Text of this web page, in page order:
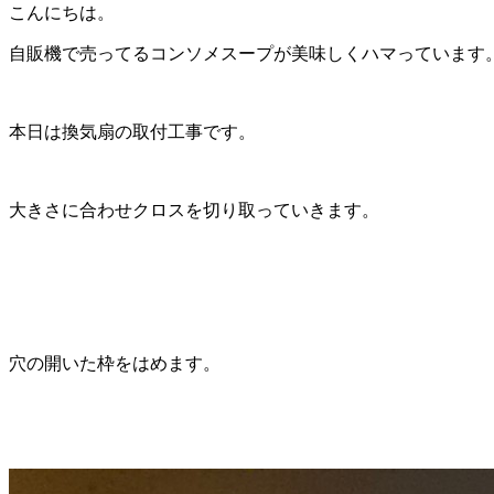
こんにちは。
自販機で売ってるコンソメスープが美味しくハマっています
本日は換気扇の取付工事です。
大きさに合わせクロスを切り取っていきます。
穴の開いた枠をはめます。